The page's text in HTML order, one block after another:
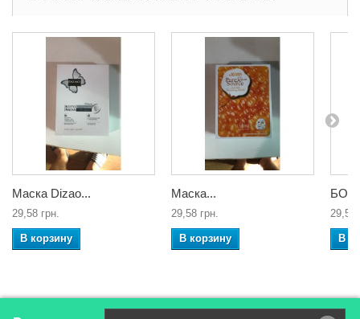
Маска Dizao...
29,58 грн.
В корзину
Маска...
29,58 грн.
В корзину
29,58
В